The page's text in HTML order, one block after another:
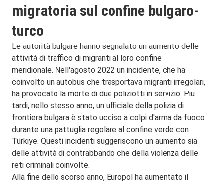
migratoria sul confine bulgaro-
turco
Le autorità bulgare hanno segnalato un aumento delle
attività di traffico di migranti al loro confine
meridionale. Nell'agosto 2022 un incidente, che ha
coinvolto un autobus che trasportava migranti irregolari,
ha provocato la morte di due poliziotti in servizio. Più
tardi, nello stesso anno, un ufficiale della polizia di
frontiera bulgara è stato ucciso a colpi d'arma da fuoco
durante una pattuglia regolare al confine verde con
Türkiye. Questi incidenti suggeriscono un aumento sia
delle attività di contrabbando che della violenza delle
reti criminali coinvolte.
Alla fine dello scorso anno, Europol ha aumentato il